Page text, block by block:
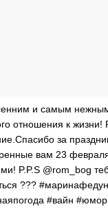
и самым
отношения к
за
вам 23
P.P.S @rom_bog
???
#вайн